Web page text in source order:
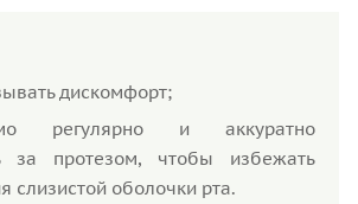
дискомфорт;
регулярно и аккуратно
за протезом, чтобы избежать
слизистой оболочки рта.